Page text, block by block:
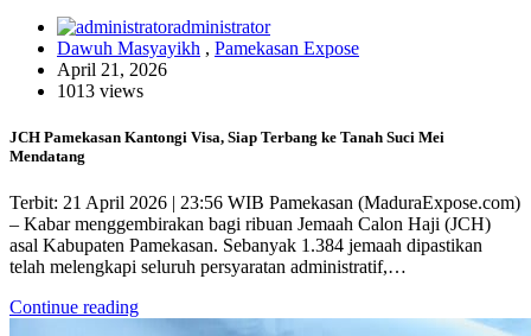
administrator
Dawuh Masyayikh , Pamekasan Expose
April 21, 2026
1013 views
JCH Pamekasan Kantongi Visa, Siap Terbang ke Tanah Suci Mei
Mendatang
Terbit: 21 April 2026 | 23:56 WIB Pamekasan (MaduraExpose.com)
– Kabar menggembirakan bagi ribuan Jemaah Calon Haji (JCH)
asal Kabupaten Pamekasan. Sebanyak 1.384 jemaah dipastikan
telah melengkapi seluruh persyaratan administratif,…
Continue reading